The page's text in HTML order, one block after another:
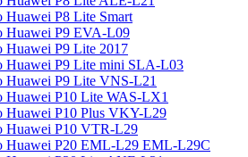
Huawei P8 Lite Smart
Huawei P9 EVA-L09
Huawei P9 Lite 2017
Huawei P9 Lite mini SLA-L03
Huawei P9 Lite VNS-L21
Huawei P10 Lite WAS-LX1
Huawei P10 Plus VKY-L29
Huawei P10 VTR-L29
Huawei P20 EML-L29 EML-L29C